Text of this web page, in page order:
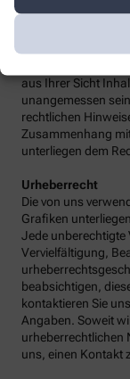
keine Gewähr für
Vollständigkeit der
aus Ihrer Sicht
unangemessen
rechtlichen
Zusammenhang
unterliegen dem
Urheberrecht
Die von uns
Grafiken
Jede
Vervielfältigung,
beabsichtigen,
kontaktieren Sie
Angaben. Soweit
urheberrechtlichen
uns, einen Kontakt